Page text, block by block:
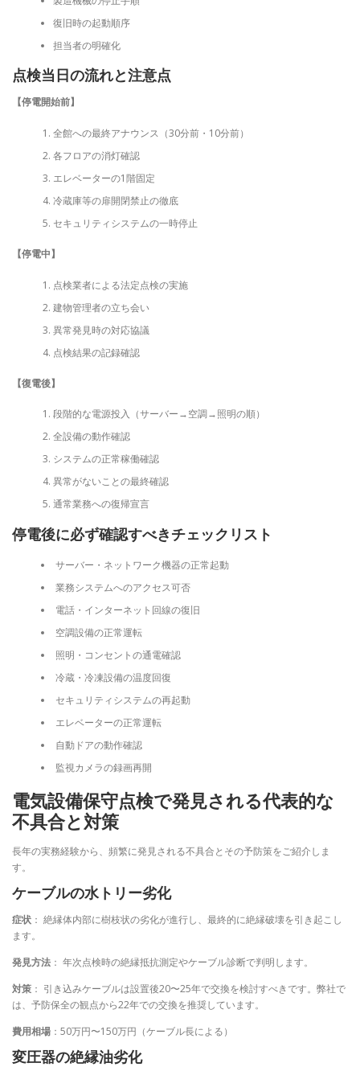
復旧時の起動順序
担当者の明確化
点検当日の流れと注意点
【停電開始前】
全館への最終アナウンス（30分前・10分前）
各フロアの消灯確認
エレベーターの1階固定
冷蔵庫等の扉開閉禁止の徹底
セキュリティシステムの一時停止
【停電中】
点検業者による法定点検の実施
建物管理者の立ち会い
異常発見時の対応協議
点検結果の記録確認
【復電後】
段階的な電源投入（サーバー→空調→照明の順）
全設備の動作確認
システムの正常稼働確認
異常がないことの最終確認
通常業務への復帰宣言
停電後に必ず確認すべきチェックリスト
サーバー・ネットワーク機器の正常起動
業務システムへのアクセス可否
電話・インターネット回線の復旧
空調設備の正常運転
照明・コンセントの通電確認
冷蔵・冷凍設備の温度回復
セキュリティシステムの再起動
エレベーターの正常運転
自動ドアの動作確認
監視カメラの録画再開
電気設備保守点検で発見される代表的な
不具合と対策
長年の実務経験から、頻繁に発見される不具合とその予防策をご紹介しま
す。
ケーブルの水トリー劣化
症状 ： 絶縁体内部に樹枝状の劣化が進行し、最終的に絶縁破壊を引き起こし
ます。
発見方法 ： 年次点検時の絶縁抵抗測定やケーブル診断で判明します。
対策 ： 引き込みケーブルは設置後20〜25年で交換を検討すべきです。弊社で
は、予防保全の観点から22年での交換を推奨しています。
費用相場 ：50万円〜150万円（ケーブル長による）
変圧器の絶縁油劣化